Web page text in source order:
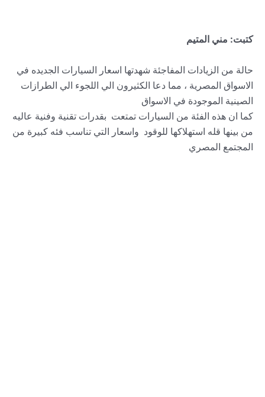
كتبت: مني المتيم
حالة من الزيادات المفاجئة شهدتها اسعار السيارات الجديده في
الاسواق المصرية ، مما دعا الكثيرون الي اللجوء الي الطرازات
الصينية الموجودة في الاسواق
كما ان هذه الفئة من السيارات تمتعت بقدرات تقنية وفنية عاليه
من بينها قله استهلاكها للوقود واسعار التي تناسب فئه كبيرة من
المجتمع المصري